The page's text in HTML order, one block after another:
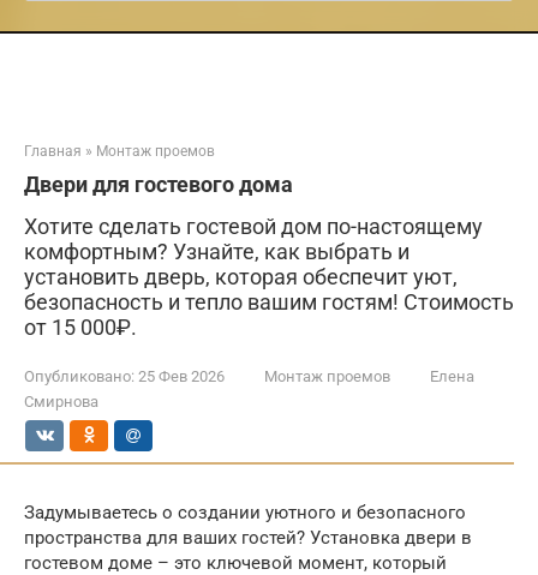
Главная » Монтаж проемов
Двери для гостевого дома
Хотите сделать гостевой дом по-настоящему
комфортным? Узнайте, как выбрать и
установить дверь, которая обеспечит уют,
безопасность и тепло вашим гостям! Стоимость
от 15 000₽.
Опубликовано: 25 Фев 2026 Монтаж проемов
Елена
Смирнова
Задумываетесь о создании уютного и безопасного
пространства для ваших гостей? Установка двери в
гостевом доме – это ключевой момент, который